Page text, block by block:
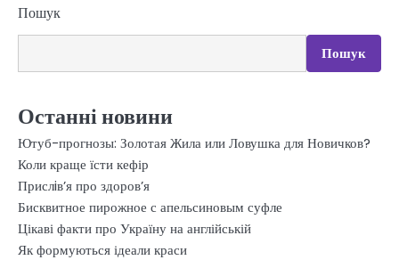
Пошук
Пошук
Останні новини
Ютуб-прогнозы: Золотая Жила или Ловушка для Новичков?
Коли краще їсти кефір
Прислiв’я про здоров’я
Бисквитное пирожное с апельсиновым суфле
Цікаві факти про Україну на англійській
Як формуються ідеали краси